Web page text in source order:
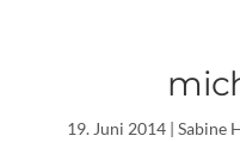
19. Juni 2014 | Sabine